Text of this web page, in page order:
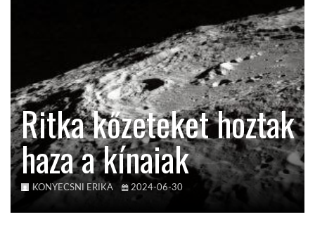
GLOBOTV
AFRIKA TUDÁSTÁR
A NAP SZÉPE
Ritka kőzeteket hoztak
haza a kínaiak
KONYECSNI ERIKA 2024-06-30